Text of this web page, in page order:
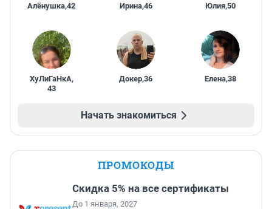
Алёнушка,42 Ирина,46 Юлия,50
ХуЛиГаНкА,
43
Докер,36 Елена,38
Начать знакомиться
ПРОМОКОДЫ
Скидка 5% на все сертификаты
До 1 января, 2027